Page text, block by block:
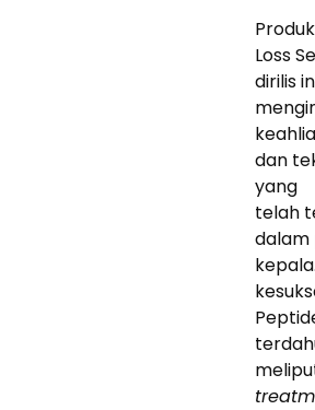
Loss
dirilis
dan
yang
telah
dalam